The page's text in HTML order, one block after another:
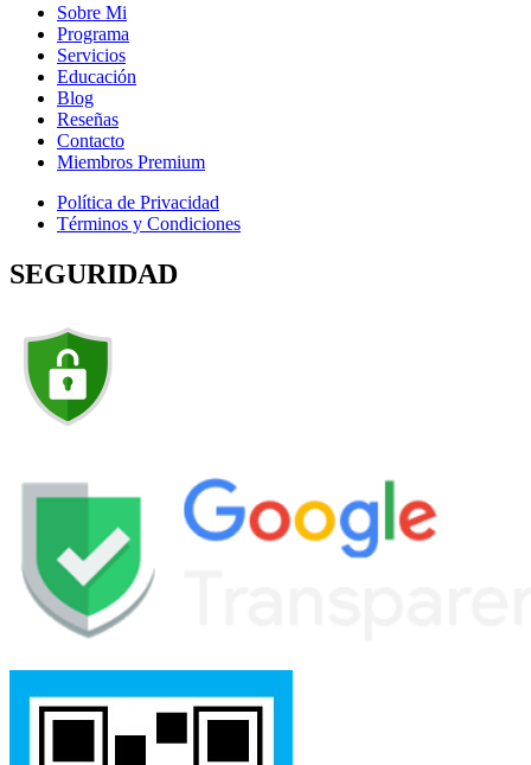
Sobre Mi
Programa
Servicios
Educación
Blog
Reseñas
Contacto
Miembros Premium
Política de Privacidad
Términos y Condiciones
SEGURIDAD